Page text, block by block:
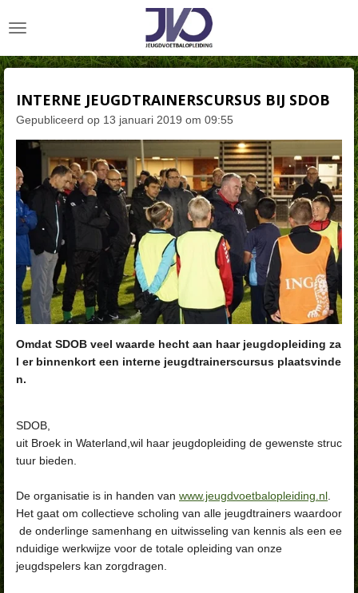
direct
de
INTERNE JEUGDTRAINERSCURSUS BIJ SDOB
Gepubliceerd op 13 januari 2019 om 09:55
Omdat SDOB veel waarde hecht aan haar jeugdopleiding za
l er binnenkort een interne jeugdtrainerscursus plaatsvinde
n.
SDOB,
uit Broek in Waterland,wil haar jeugdopleiding de gewenste struc
tuur bieden.
De organisatie is in handen van www.jeugdvoetbalopleiding.nl
Het gaat om collectieve scholing van alle jeugdtrainers waardoor
de onderlinge samenhang en uitwisseling van kennis als een ee
nduidige werkwijze voor de totale opleiding van onze
jeugdspelers kan zorgdragen.